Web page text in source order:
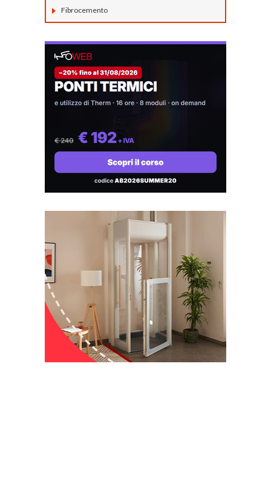
Fibrocemento